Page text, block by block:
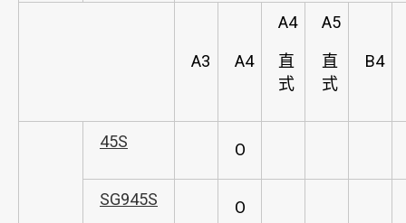
A3 A4
A4
直
式
A5
直
式
B4
45S O
SG945S O